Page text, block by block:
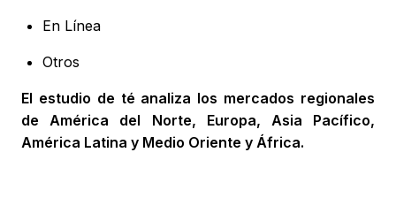
En Línea
Otros
El estudio de té analiza los mercados regionales
de América del Norte, Europa, Asia Pacífico,
América Latina y Medio Oriente y África.